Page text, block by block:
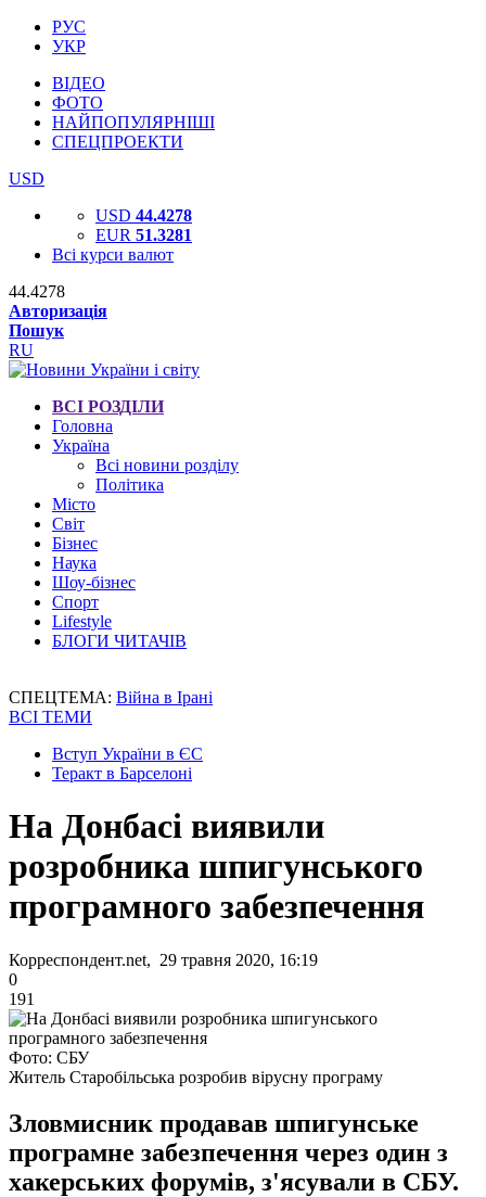
РУС
УКР
ВІДЕО
ФОТО
НАЙПОПУЛЯРНІШІ
СПЕЦПРОЕКТИ
USD
USD 44.4278
EUR 51.3281
Всі курси валют
44.4278
Авторизація
Пошук
RU
ВСІ РОЗДІЛИ
Головна
Україна
Всі новини розділу
Політика
Місто
Світ
Бізнес
Наука
Шоу-бізнес
Спорт
Lifestyle
БЛОГИ ЧИТАЧІВ
СПЕЦТЕМА: Війна в Ірані
ВСІ ТЕМИ
Вступ України в ЄС
Теракт в Барселоні
На Донбасі виявили
розробника шпигунського
програмного забезпечення
Корреспондент.net, 29 травня 2020, 16:19
0
191
Фото: СБУ
Житель Старобільська розробив вірусну програму
Зловмисник продавав шпигунське
програмне забезпечення через один з
хакерських форумів, з'ясували в СБУ.